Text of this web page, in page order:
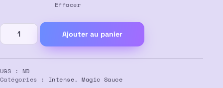
Effacer
quantité
de
FULL
MELT
MAGIC
Ajouter au panier
UGS : ND
Catégories : Intense,Magic Sauce